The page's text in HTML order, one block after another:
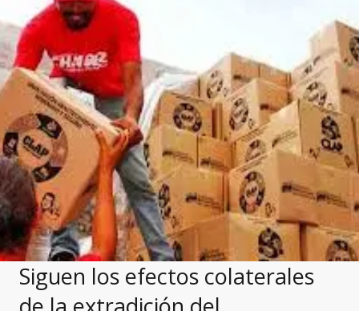
Siguen los efectos colaterales